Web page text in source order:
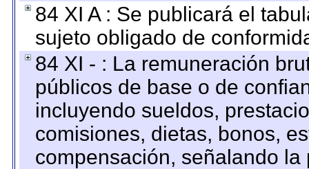
84 XI A : Se publicará el
sujeto obligado de
84 XI - : La remuneración
públicos de base o de
incluyendo sueldos,
comisiones, dietas, bonos,
compensación, señalando